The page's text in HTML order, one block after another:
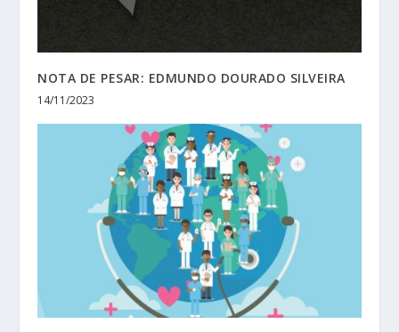
NOTA DE PESAR: EDMUNDO DOURADO SILVEIRA
14/11/2023